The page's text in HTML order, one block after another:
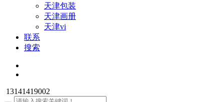
天津包装
天津画册
天津vi
联系
搜索
13141419002